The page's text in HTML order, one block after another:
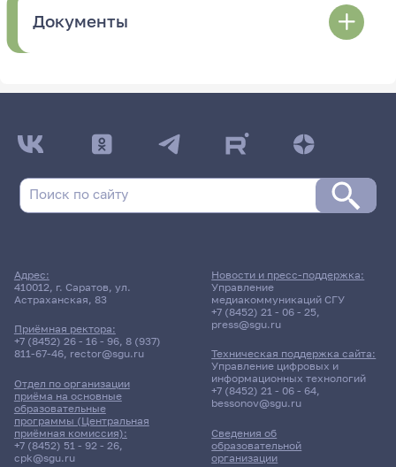
Документы
Адрес:
410012, г. Саратов, ул.
Астраханская, 83
Приёмная ректора:
+7 (8452) 26 - 16 - 96, 8 (937)
811-67-46, rector@sgu.ru
Отдел по организации
приёма на основные
образовательные
программы (Центральная
приёмная комиссия):
+7 (8452) 51 - 92 - 26,
cpk@sgu.ru
Сведения об
образовательной
организации
Новости и пресс-поддержка:
Управление
медиакоммуникаций СГУ
+7 (8452) 21 - 06 - 25,
press@sgu.ru
Техническая поддержка сайта:
Управление цифровых и
информационных технологий
+7 (8452) 21 - 06 - 64,
bessonov@sgu.ru